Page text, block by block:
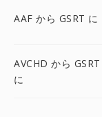
AAF から GSRT に
AVCHD から GSRT
に